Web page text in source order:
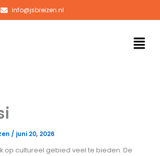
info@jsbreizen.nl
/ juni 20, 2026
op cultureel gebied veel te bieden. De